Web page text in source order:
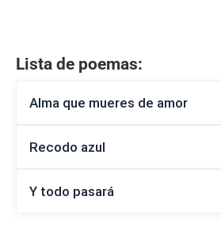
Lista de poemas:
Alma que mueres de amor
Recodo azul
Y todo pasará